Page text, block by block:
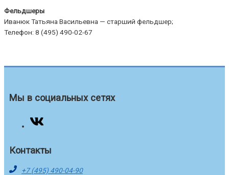
Фельдшеры
Иванюк Татьяна Васильевна — старший фельдшер;
Телефон: 8 (495) 490-02-67
Мы в социальных сетях
Контакты
+7 (495) 490-04-90